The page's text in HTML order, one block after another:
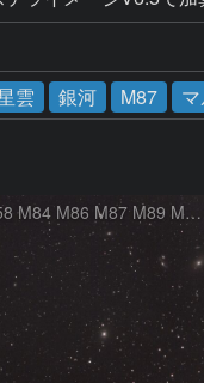
雲 銀河 M87
M58 M84 M86 M87 M89 M90 マルカリアンの銀河鎖 おとめ座 かみのけ座